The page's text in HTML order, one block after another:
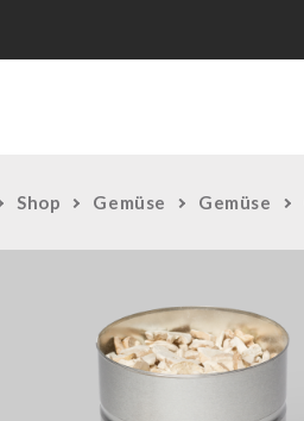
Shop Gemüse Gemüse